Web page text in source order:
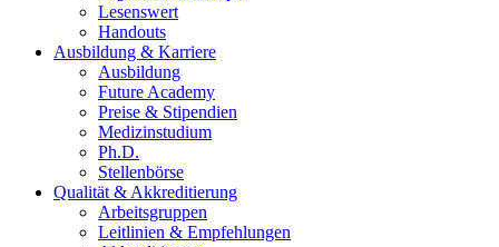
Lesenswert
Handouts
Ausbildung & Karriere
Ausbildung
Future Academy
Preise & Stipendien
Medizinstudium
Ph.D.
Stellenbörse
Qualität & Akkreditierung
Arbeitsgruppen
Leitlinien & Empfehlungen